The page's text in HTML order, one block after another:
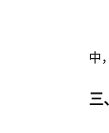
中
三